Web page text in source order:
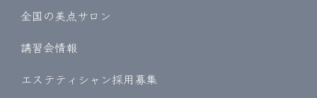
全国の美点サロン
講習会情報
エステティシャン採用募集